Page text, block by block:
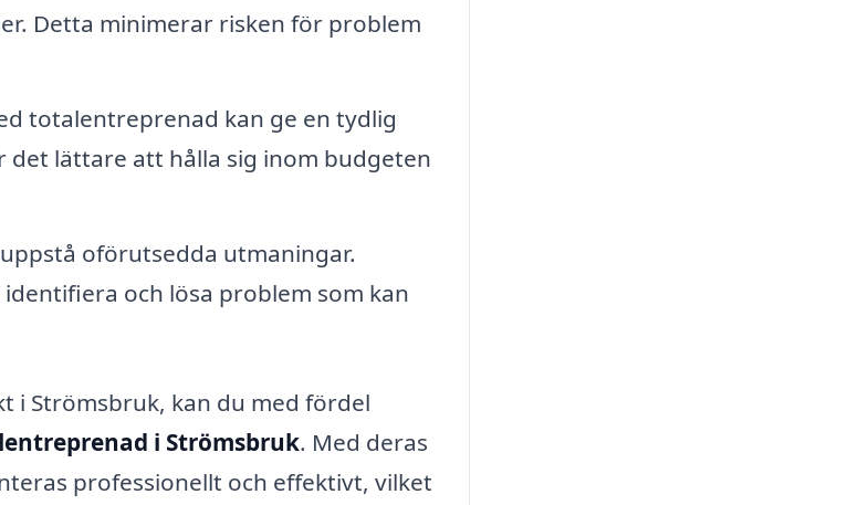
Detta minimerar risken för problem
totalentreprenad kan ge en tydlig
lättare att hålla sig inom budgeten
oförutsedda utmaningar.
och lösa problem som kan
i Strömsbruk, kan du med fördel
i Strömsbruk. Med deras
professionellt och effektivt, vilket